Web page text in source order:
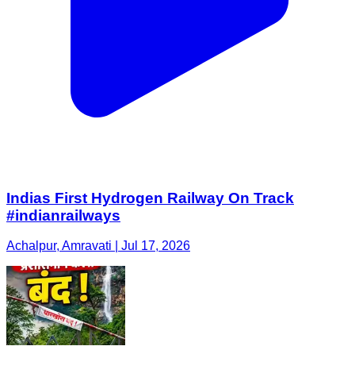
Indias First Hydrogen Railway On Track
#indianrailways
Achalpur, Amravati | Jul 17, 2026